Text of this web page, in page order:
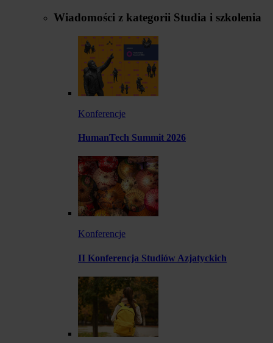
Wiadomości z kategorii Studia i szkolenia
Konferencje
HumanTech Summit 2026
Konferencje
II Konferencja Studiów Azjatyckich